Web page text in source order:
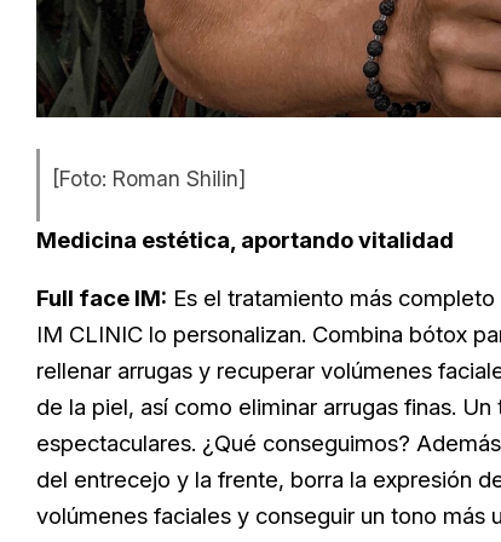
[Foto: Roman Shilin]
Medicina estética, aportando vitalidad
Full face IM: Es el tratamiento más
IM CLINIC lo personalizan. Combina bótox
rellenar arrugas y recuperar volúmenes
de la piel, así como eliminar arrugas finas.
espectaculares. ¿Qué conseguimos?
del entrecejo y la frente, borra la expresión
volúmenes faciales y conseguir un tono